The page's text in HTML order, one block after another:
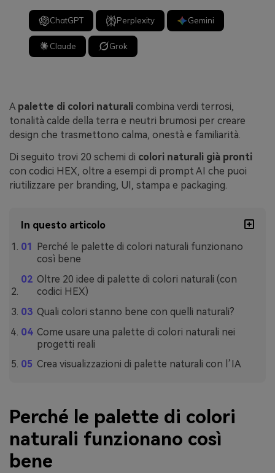
ChatGPT Perplexity Gemini
Claude Grok
A palette di colori naturali combina verdi terrosi,
tonalità calde della terra e neutri brumosi per creare
design che trasmettono calma, onestà e familiarità.
Di seguito trovi 20 schemi di colori naturali già pronti
con codici HEX, oltre a esempi di prompt AI che puoi
riutilizzare per branding, UI, stampa e packaging.
In questo articolo
Perché le palette di colori naturali funzionano
così bene
Oltre 20 idee di palette di colori naturali (con
codici HEX)
Quali colori stanno bene con quelli naturali?
Come usare una palette di colori naturali nei
progetti reali
Crea visualizzazioni di palette naturali con l’IA
Perché le palette di colori
naturali funzionano così
bene